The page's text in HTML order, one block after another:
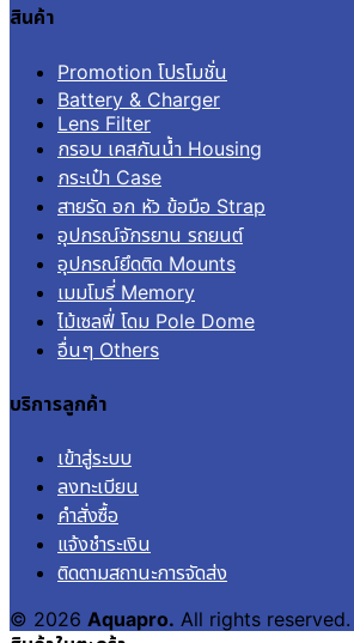
สินค้า
Promotion โปรโมชั่น
Battery & Charger
Lens Filter
กรอบ เคสกันน้ำ Housing
กระเป๋า Case
สายรัด อก หัว ข้อมือ Strap
อุปกรณ์จักรยาน รถยนต์
อุปกรณ์ยึดติด Mounts
เมมโมรี่ Memory
ไม้เซลฟี่ โดม Pole Dome
อื่นๆ Others
บริการลูกค้า
เข้าสู่ระบบ
ลงทะเบียน
คำสั่งซื้อ
แจ้งชำระเงิน
ติดตามสถานะการจัดส่ง
© 2026 Aquapro. All rights reserved.